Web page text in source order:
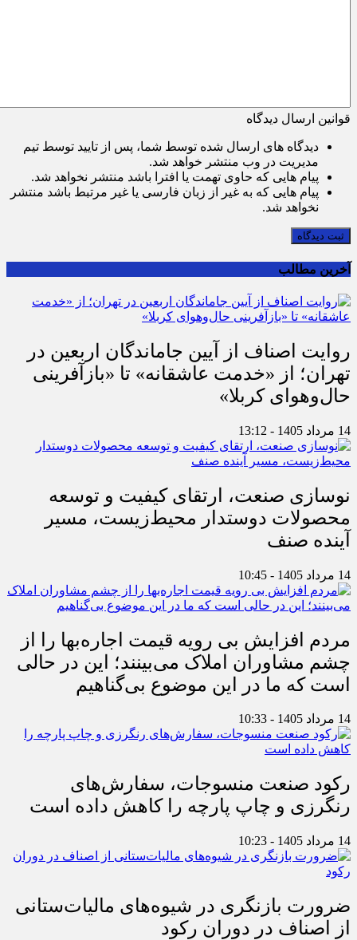
قوانین ارسال دیدگاه
دیدگاه های ارسال شده توسط شما، پس از تایید توسط تیم
مدیریت در وب منتشر خواهد شد.
پیام هایی که حاوی تهمت یا افترا باشد منتشر نخواهد شد.
پیام هایی که به غیر از زبان فارسی یا غیر مرتبط باشد منتشر
نخواهد شد.
ثبت دیدگاه
آخرین مطالب
روایت اصناف از آیین جاماندگان اربعین در
تهران؛ از «خدمت عاشقانه» تا «بازآفرینی
حال‌وهوای کربلا»
14 مرداد 1405 - 13:12
نوسازی صنعت، ارتقای کیفیت و توسعه
محصولات دوستدار محیط‌زیست، مسیر
آینده صنف
14 مرداد 1405 - 10:45
مردم افزایش بی رویه قیمت اجاره‌بها را از
چشم مشاوران املاک می‌بینند؛ این در حالی
است که ما در این موضوع بی‌گناهیم
14 مرداد 1405 - 10:33
رکود صنعت منسوجات، سفارش‌های
رنگرزی و چاپ پارچه را کاهش داده است
14 مرداد 1405 - 10:23
ضرورت بازنگری در شیوه‌های مالیات‌ستانی
از اصناف در دوران رکود